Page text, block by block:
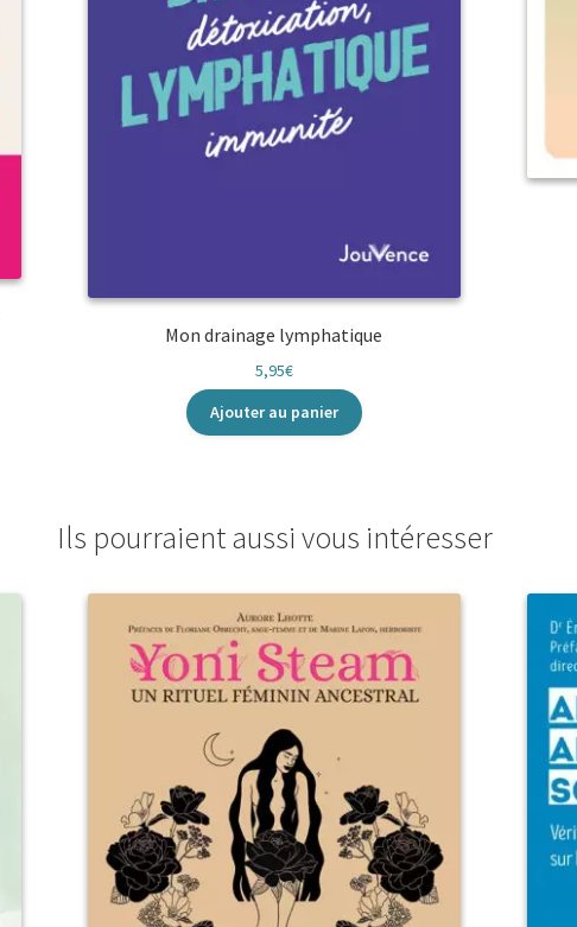
Mon drainage lymphatique
5,95€
Ajouter au panier
Ils pourraient aussi vous intéresser